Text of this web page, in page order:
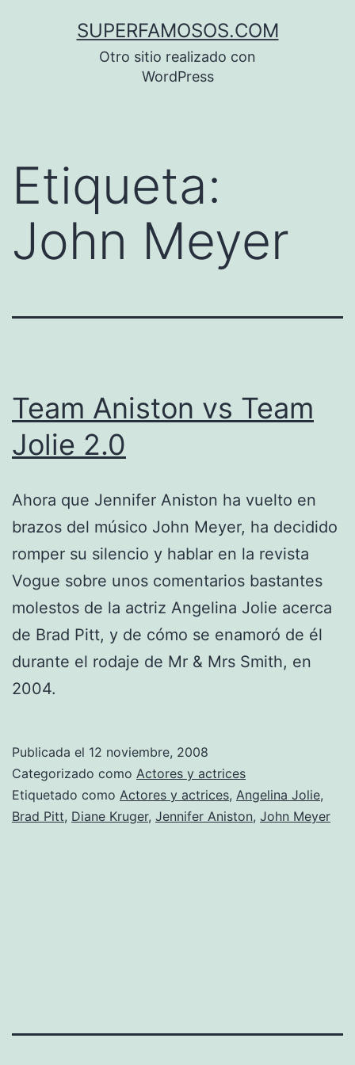
SUPERFAMOSOS.COM
Otro sitio realizado con
WordPress
Etiqueta:
John Meyer
Team Aniston vs Team
Jolie 2.0
Ahora que Jennifer Aniston ha vuelto en
brazos del músico John Meyer, ha decidido
romper su silencio y hablar en la revista
Vogue sobre unos comentarios bastantes
molestos de la actriz Angelina Jolie acerca
de Brad Pitt, y de cómo se enamoró de él
durante el rodaje de Mr & Mrs Smith, en
2004.
Publicada el 12 noviembre, 2008
Categorizado como Actores y actrices
Etiquetado como Actores y actrices, Angelina Jolie,
Brad Pitt, Diane Kruger, Jennifer Aniston, John Meyer